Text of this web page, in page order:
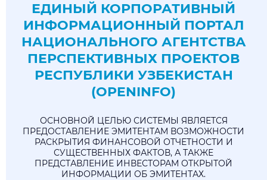
ЕДИНЫЙ КОРПОРАТИВНЫЙ
ИНФОРМАЦИОННЫЙ ПОРТАЛ
НАЦИОНАЛЬНОГО АГЕНТСТВА
ПЕРСПЕКТИВНЫХ ПРОЕКТОВ
РЕСПУБЛИКИ УЗБЕКИСТАН
(OPENINFO)
ОСНОВНОЙ ЦЕЛЬЮ СИСТЕМЫ ЯВЛЯЕТСЯ
ПРЕДОСТАВЛЕНИЕ ЭМИТЕНТАМ ВОЗМОЖНОСТИ
РАСКРЫТИЯ ФИНАНСОВОЙ ОТЧЕТНОСТИ И
СУЩЕСТВЕННЫХ ФАКТОВ, А ТАКЖЕ
ПРЕДСТАВЛЕНИЕ ИНВЕСТОРАМ ОТКРЫТОЙ
ИНФОРМАЦИИ ОБ ЭМИТЕНТАХ.